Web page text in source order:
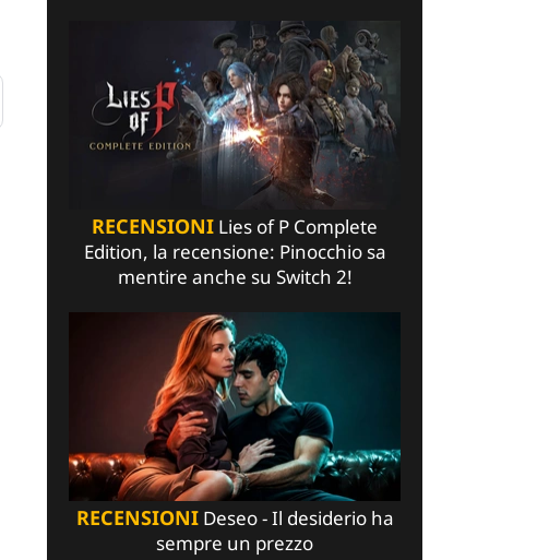
RECENSIONI Lies of P Complete
Edition, la recensione: Pinocchio sa
mentire anche su Switch 2!
RECENSIONIDeseo - Il desiderio ha
sempre un prezzo